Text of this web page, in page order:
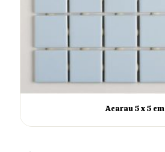
Acarau 5 x 5 cm